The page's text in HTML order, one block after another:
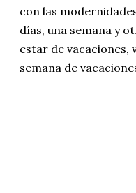
con las
días, una semana y
estar de vacaciones,
semana de